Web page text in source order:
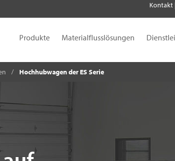
Kontakt
Produkte Materialflusslösungen
Hochhubwagen der ES Serie